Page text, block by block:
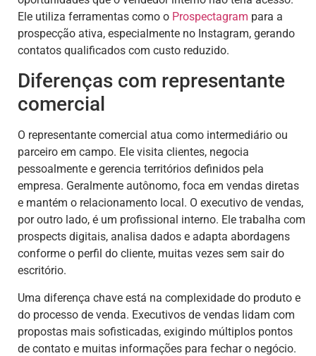
Ele utiliza ferramentas como o Prospectagram para a
prospecção ativa, especialmente no Instagram, gerando
contatos qualificados com custo reduzido.
Diferenças com representante
comercial
O representante comercial atua como intermediário ou
parceiro em campo. Ele visita clientes, negocia
pessoalmente e gerencia territórios definidos pela
empresa. Geralmente autônomo, foca em vendas diretas
e mantém o relacionamento local. O executivo de vendas,
por outro lado, é um profissional interno. Ele trabalha com
prospects digitais, analisa dados e adapta abordagens
conforme o perfil do cliente, muitas vezes sem sair do
escritório.
Uma diferença chave está na complexidade do produto e
do processo de venda. Executivos de vendas lidam com
propostas mais sofisticadas, exigindo múltiplos pontos
de contato e muitas informações para fechar o negócio.